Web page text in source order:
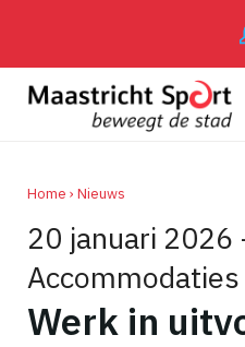
Kruimelpad
Home Nieuws
20 januari 2026
Accommodaties
Werk in